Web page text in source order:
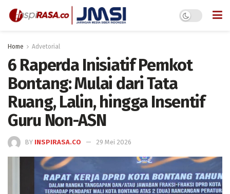
Home Advetorial
6 Raperda Inisiatif Pemkot
Bontang: Mulai dari Tata
Ruang, Lalin, hingga Insentif
Guru Non-ASN
BY INSPIRASA.CO 29 Mei 2026